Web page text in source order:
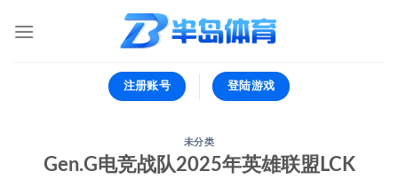
注册账号 登陆游戏
未分类
Gen.G电竞战队2025年英雄联盟LCK